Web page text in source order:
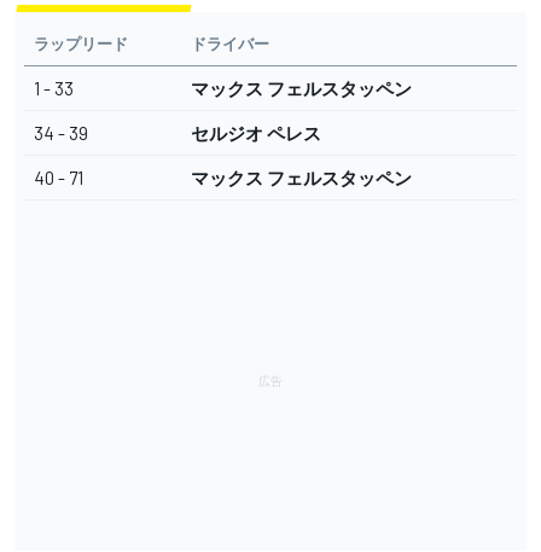
ラップリード ドライバー
1 - 33 マックス フェルスタッペン
34 - 39 セルジオ ペレス
40 - 71 マックス フェルスタッペン